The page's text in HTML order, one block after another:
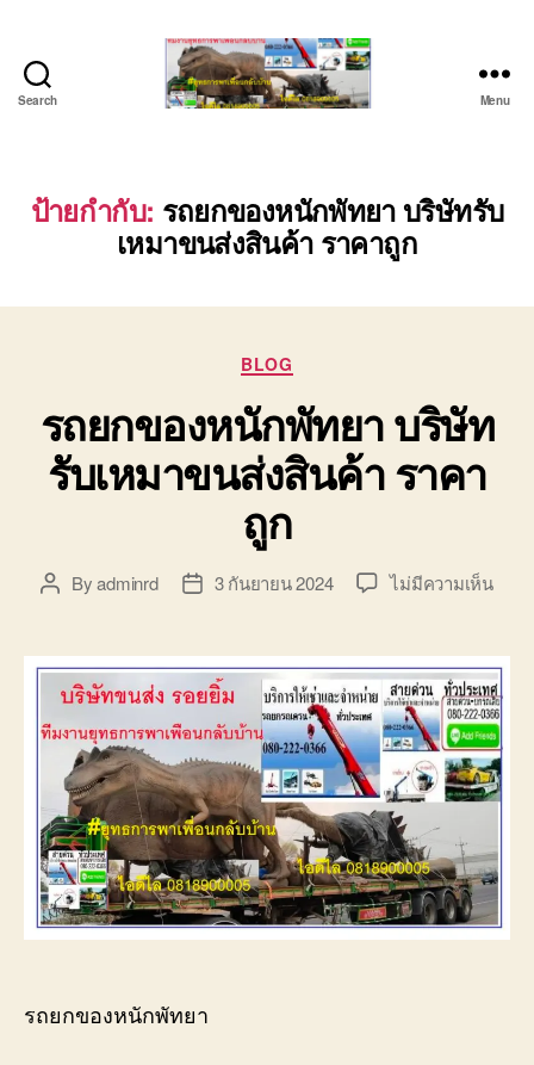
Search
เครื่องจักร
ระยอง
ชลบุรี
เซียน
จำกัด)
บริการ
รถยก
รถ
รับจ้าง
ใน
เขต
บ่อ
ติดต่อ
Menu
ป้ายกำกับ: รถยกของหนักพัทยา บริษัทรับ
เหมาขนส่งสินค้า ราคาถูก
Categories
BLOG
รถยกของหนักพัทยา บริษัท
รับเหมาขนส่งสินค้า ราคา
ถูก
PostByadminrd
Post3 กันยายน 2024 ไม่มีความเห็นบน
ของ
หนัก
พัทยา
บริษั
รับ
เหมา
ราคา
ถูก
รถยกของหนักพัทยา